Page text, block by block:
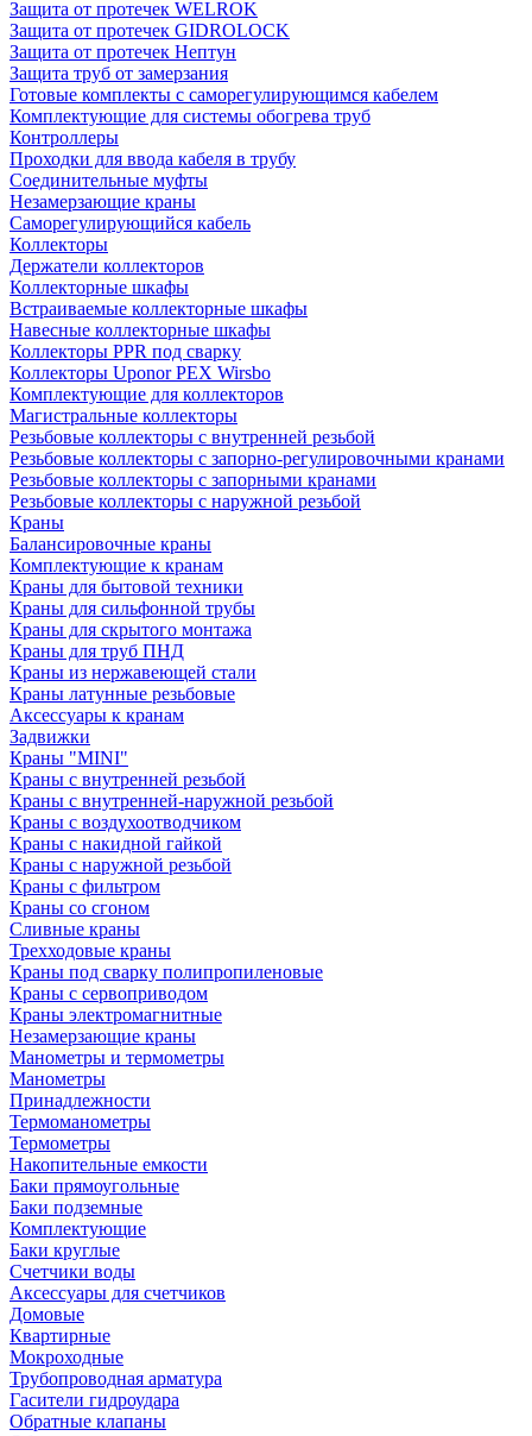
Защита от протечек WELROK
Защита от протечек GIDROLOCK
Защита от протечек Нептун
Защита труб от замерзания
Готовые комплекты с саморегулирующимся кабелем
Комплектующие для системы обогрева труб
Контроллеры
Проходки для ввода кабеля в трубу
Соединительные муфты
Незамерзающие краны
Саморегулирующийся кабель
Коллекторы
Держатели коллекторов
Коллекторные шкафы
Встраиваемые коллекторные шкафы
Навесные коллекторные шкафы
Коллекторы PPR под сварку
Коллекторы Uponor PEX Wirsbo
Комплектующие для коллекторов
Магистральные коллекторы
Резьбовые коллекторы с внутренней резьбой
Резьбовые коллекторы с запорно-регулировочными кранами
Резьбовые коллекторы с запорными кранами
Резьбовые коллекторы с наружной резьбой
Краны
Балансировочные краны
Комплектующие к кранам
Краны для бытовой техники
Краны для сильфонной трубы
Краны для скрытого монтажа
Краны для труб ПНД
Краны из нержавеющей стали
Краны латунные резьбовые
Аксессуары к кранам
Задвижки
Краны "MINI"
Краны с внутренней резьбой
Краны с внутренней-наружной резьбой
Краны с воздухоотводчиком
Краны с накидной гайкой
Краны с наружной резьбой
Краны с фильтром
Краны со сгоном
Сливные краны
Трехходовые краны
Краны под сварку полипропиленовые
Краны с сервоприводом
Краны электромагнитные
Незамерзающие краны
Манометры и термометры
Манометры
Принадлежности
Термоманометры
Термометры
Накопительные емкости
Баки прямоугольные
Баки подземные
Комплектующие
Баки круглые
Счетчики воды
Аксессуары для счетчиков
Домовые
Квартирные
Мокроходные
Трубопроводная арматура
Гасители гидроудара
Обратные клапаны